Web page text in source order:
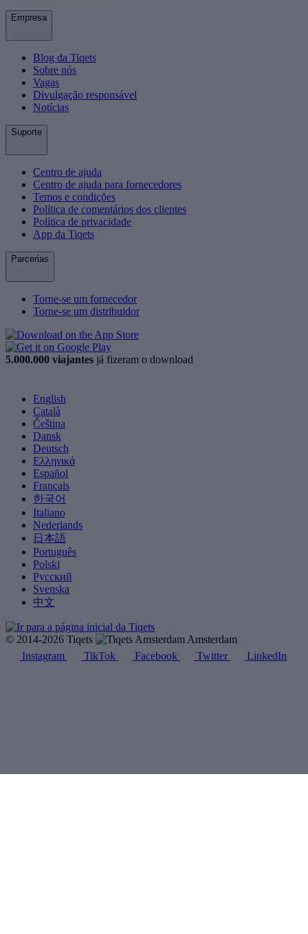
Empresa
Blog da Tiqets
Sobre nós
Vagas
Divulgação responsável
Notícias
Suporte
Centro de ajuda
Centro de ajuda para fornecedores
Temos e condições
Política de comentários dos clientes
Política de privacidade
App da Tiqets
Parcerias
Torne-se um fornecedor
Torne-se um distribuidor
5.000.000 viajantes já fizeram o download
English
Català
Čeština
Dansk
Deutsch
Ελληνικά
Español
Français
한국어
Italiano
Nederlands
日本語
Português
Polski
Русский
Svenska
中文
© 2014-2026 Tiqets
Amsterdam
Instagram
TikTok Facebook Twitter LinkedIn